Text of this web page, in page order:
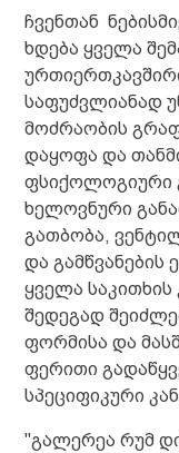
ჩვენთან
ხდება ყველა
საფუძვლიანად
მოძრაობის
დაყოფა და
ფსიქოლოგიური
ხელოვნური
გათბობა,
და
ყველა
შედეგად
ფორმისა და
ფერითი
სპეციფიკური
"გალერეა რუმ